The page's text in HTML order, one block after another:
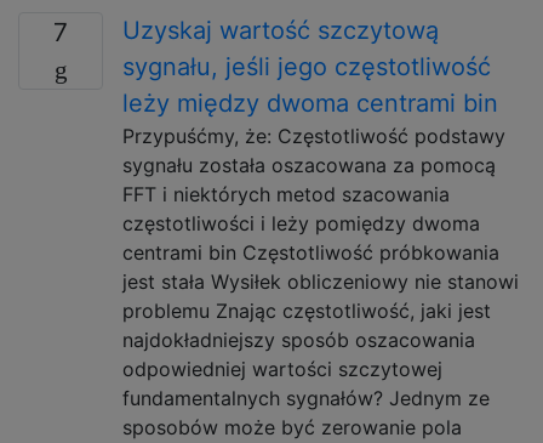
7
Uzyskaj wartość szczytową
sygnału, jeśli jego częstotliwość
leży między dwoma centrami bin
Przypuśćmy, że: Częstotliwość podstawy
sygnału została oszacowana za pomocą
FFT i niektórych metod szacowania
częstotliwości i leży pomiędzy dwoma
centrami bin Częstotliwość próbkowania
jest stała Wysiłek obliczeniowy nie stanowi
problemu Znając częstotliwość, jaki jest
najdokładniejszy sposób oszacowania
odpowiedniej wartości szczytowej
fundamentalnych sygnałów? Jednym ze
sposobów może być zerowanie pola